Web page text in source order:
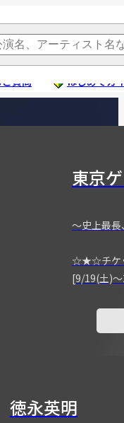
質問 はじめてガ
東京
～史上最長
☆★☆チケ
[9/19(土)
徳永英明